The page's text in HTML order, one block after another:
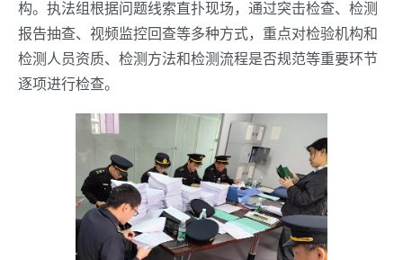
构。执法组根据问题线索直扑现场，通过突击检查、检测
报告抽查、视频监控回查等多种方式，重点对检验机构和
检测人员资质、检测方法和检测流程是否规范等重要环节
逐项进行检查。